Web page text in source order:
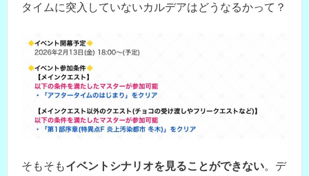
タイムに突入していないカルデアはどうなるかって？
そもそもイベントシナリオを見ることができない。デ